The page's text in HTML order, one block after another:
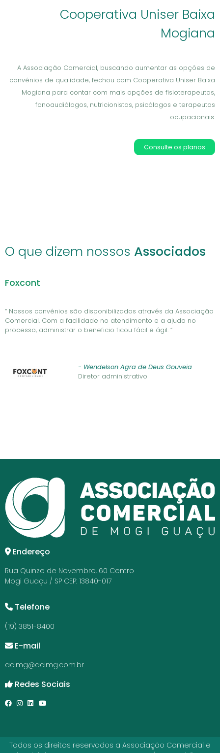
Cooperativa Uniser Baixa
Mogiana
A Associação Comercial, buscando aumentar as opções de
convênios de qualidade, fechou com Cooperativa Uniser Baixa
Mogiana para contar com mais opções de fisioterapeutas,
fonoaudiólogos, nutricionistas, psicólogos e terapeutas
ocupacionais.
Consulte os planos
O que dizem nossos Associados
Foxcont
“ Nossos convênios são disponibilizados através da Associação
Comercial. Com a facilidade no atendimento e a ajuda no
processo, administrar o beneficio ficou fácil e ágil. ”
- Wendelson Agra de Deus Gouveia
Diretor administrativo
Endereço
Rua Quinze de Novembro, 60 Centro
Mogi Guaçu / SP CEP: 13840-017
Telefone
(19) 3851-8400
E-mail
acimg@acimg.com.br
Redes Sociais
Todos os direitos reservados a Associação Comercial e